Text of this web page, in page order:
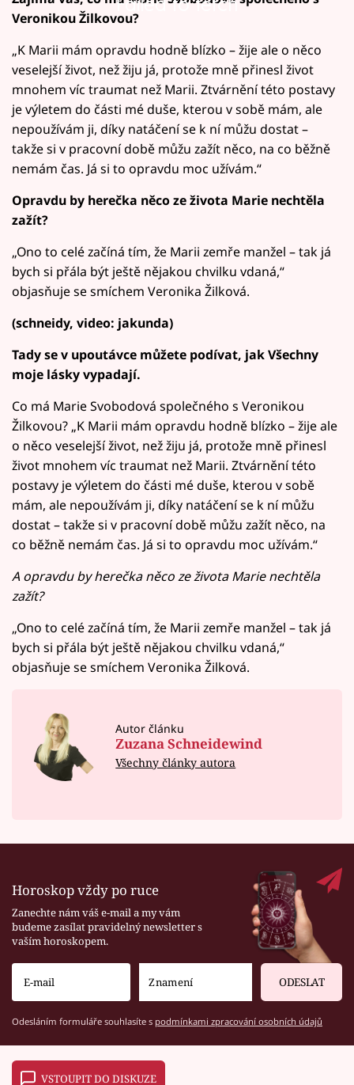
Veronikou Žilkovou?
„K Marii mám opravdu hodně blízko – žije ale o něco
veselejší život, než žiju já, protože mně přinesl život
mnohem víc traumat než Marii. Ztvárnění této postavy
je výletem do části mé duše, kterou v sobě mám, ale
nepoužívám ji, díky natáčení se k ní můžu dostat –
takže si v pracovní době můžu zažít něco, na co běžně
nemám čas. Já si to opravdu moc užívám.“
Opravdu by herečka něco ze života Marie nechtěla
zažít?
„Ono to celé začíná tím, že Marii zemře manžel – tak já
bych si přála být ještě nějakou chvilku vdaná,“
objasňuje se smíchem Veronika Žilková.
(schneidy, video: jakunda)
Tady se v upoutávce můžete podívat, jak Všechny
moje lásky vypadají.
Co má Marie Svobodová společného s Veronikou
Žilkovou? „K Marii mám opravdu hodně blízko – žije ale
o něco veselejší život, než žiju já, protože mně přinesl
život mnohem víc traumat než Marii. Ztvárnění této
postavy je výletem do části mé duše, kterou v sobě
mám, ale nepoužívám ji, díky natáčení se k ní můžu
dostat – takže si v pracovní době můžu zažít něco, na
co běžně nemám čas. Já si to opravdu moc užívám.“
A opravdu by herečka něco ze života Marie nechtěla
zažít?
„Ono to celé začíná tím, že Marii zemře manžel – tak já
bych si přála být ještě nějakou chvilku vdaná,“
objasňuje se smíchem Veronika Žilková.
Autor článku
Zuzana Schneidewind
Všechny články autora
Horoskop vždy po ruce
Zanechte nám váš e-mail a my vám
budeme zasílat pravidelný newsletter s
vaším horoskopem.
ODESLAT
Odesláním formuláře souhlasíte s podmínkami zpracování osobních údajů
VSTOUPIT DO DISKUZE